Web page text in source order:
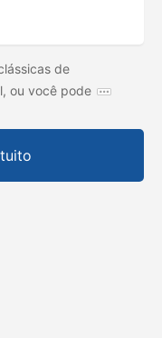
de
ou você pode